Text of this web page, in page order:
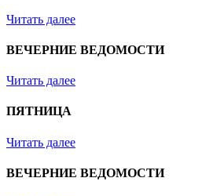
Читать далее
ВЕЧЕРНИЕ ВЕДОМОСТИ
Читать далее
ПЯТНИЦА
Читать далее
ВЕЧЕРНИЕ ВЕДОМОСТИ